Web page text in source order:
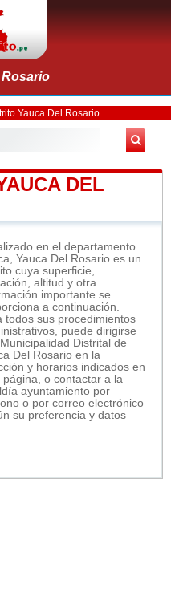
Rosario
Yauca Del Rosario
DEL
en el departamento
Yauca Del Rosario es un
cuya superficie,
altitud y otra
importante se
a continuación.
todos sus procedimientos
puede dirigirse
Distrital de
Del Rosario en la
y horarios indicados en
página, o contactar a la
ayuntamiento por
o por correo electrónico
su preferencia y datos